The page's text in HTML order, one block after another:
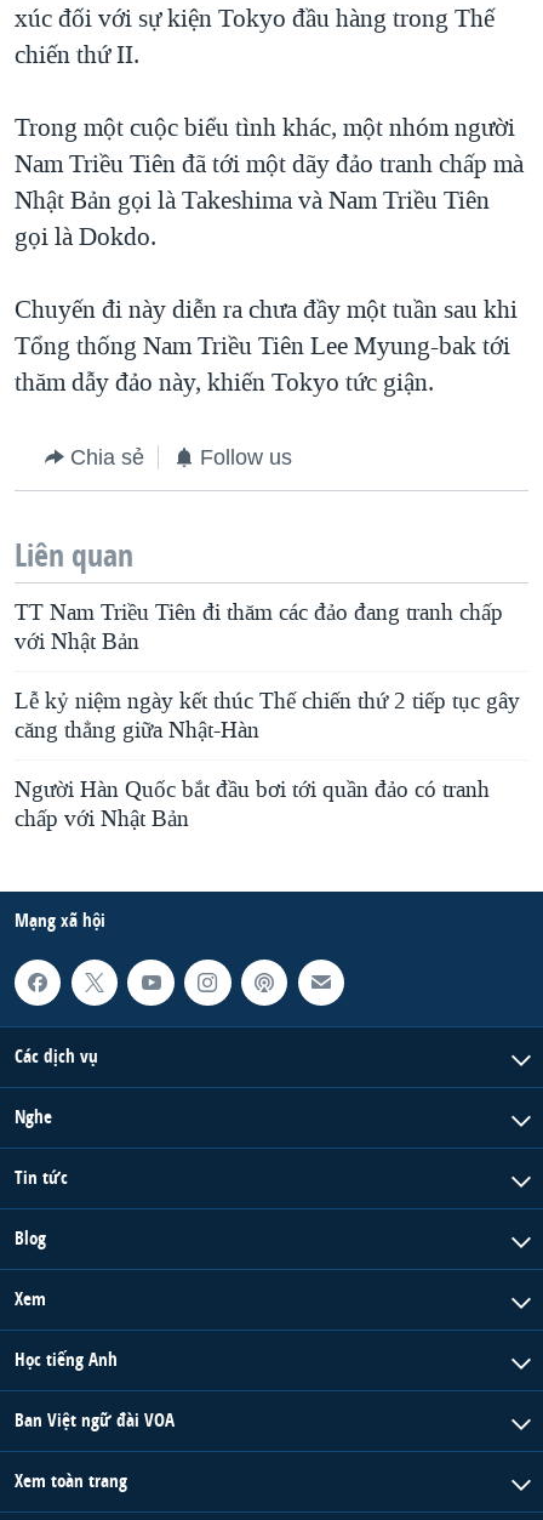
xúc đối với sự kiện Tokyo đầu hàng trong Thế
chiến thứ II.
Trong một cuộc biểu tình khác, một nhóm người
Nam Triều Tiên đã tới một dãy đảo tranh chấp mà
Nhật Bản gọi là Takeshima và Nam Triều Tiên
gọi là Dokdo.
Chuyến đi này diễn ra chưa đầy một tuần sau khi
Tổng thống Nam Triều Tiên Lee Myung-bak tới
thăm dẫy đảo này, khiến Tokyo tức giận.
Chia sẻ Follow us
Liên quan
TT Nam Triều Tiên đi thăm các đảo đang tranh chấp
với Nhật Bản
Lễ kỷ niệm ngày kết thúc Thế chiến thứ 2 tiếp tục gây
căng thẳng giữa Nhật-Hàn
Người Hàn Quốc bắt đầu bơi tới quần đảo có tranh
chấp với Nhật Bản
Mạng xã hội
Các dịch vụ
Nghe
Tin tức
Blog
Xem
Học tiếng Anh
Ban Việt ngữ đài VOA
Xem toàn trang